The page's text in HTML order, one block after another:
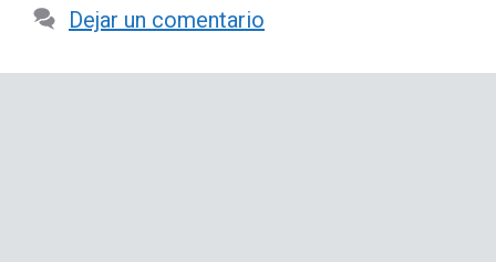
Dejar un comentario